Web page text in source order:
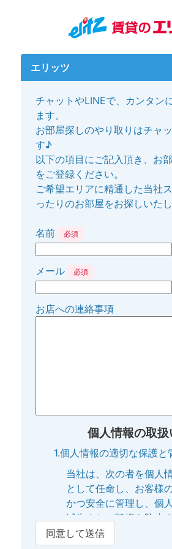
エリッツ
チャットやLINEで、カンタン
ます。
お部屋探しのやり取りはチャ
す♪
以下の項目にご記入頂き、お
をご登録ください。
ご希望エリアに精通した当社
ったりのお部屋をお探しいたし
名前 必須
メール 必須
お店への連絡事項
個人情報の取
1.個人情報の適切な保護と
当社は、次の者を個人
として任命し、お客様
かつ安全に管理し、個
滅失または毀損を防止
ています。
同意して送信